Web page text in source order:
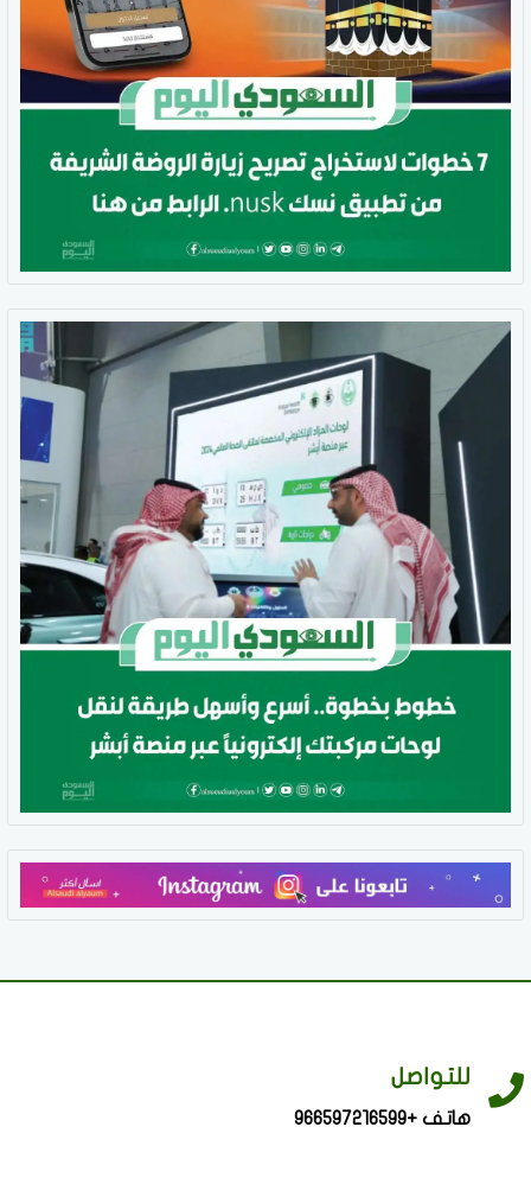
للتواصل
هاتف +966597216599